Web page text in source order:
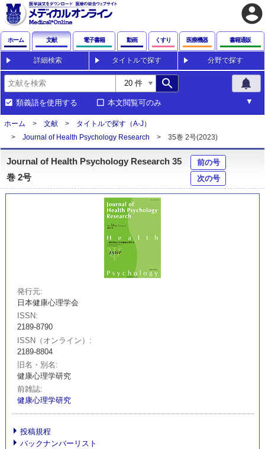
account_circle
ホーム 文献 電子書籍 動画 くすり 医療機器 書籍通販
詳細検索 タイトルで探す 分野で探す
search notifications
類義語を使用する 本文閲覧可のみ
ホーム 文献
タイトルで探す（A-J）
Journal of Health Psychology Research
35巻 2号(2023)
Journal of Health Psychology Research 35
巻 2号
前の号
次の号
発行元
日本健康心理学会
ISSN
2189-8790
ISSN（オンライン）
2189-8804
旧名・別名
健康心理学研究
前雑誌
健康心理学研究
投稿規程
バックナンバーリスト